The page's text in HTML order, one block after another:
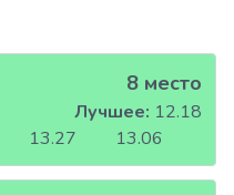
8 место
13.27 13.06
Лучшее: 12.18